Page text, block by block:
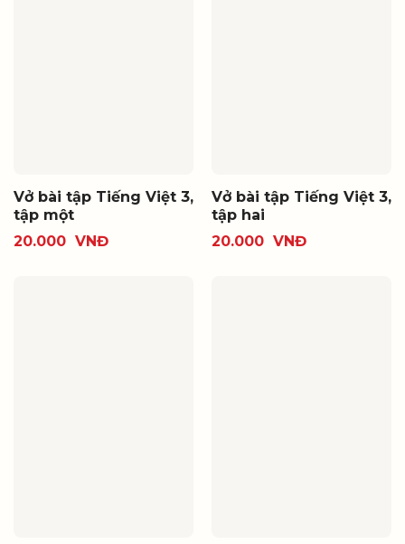
Vở bài tập Tiếng Việt 3,
tập một
20.000 VNĐ
Vở bài tập Tiếng Việt 3,
tập hai
20.000 VNĐ